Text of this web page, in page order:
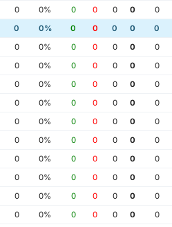
0 0% 0 0 0 0
0
0 0% 0 0 0 0
0
0 0% 0 0 0 0
0
0 0% 0 0 0 0
0
0 0% 0 0 0 0
0
0 0% 0 0 0 0
0
0 0% 0 0 0 0
0
0 0% 0 0 0 0
0
0 0% 0 0 0 0
0
0 0% 0 0 0 0
0
0 0% 0 0 0 0
0
0 0% 0 0 0 0
0